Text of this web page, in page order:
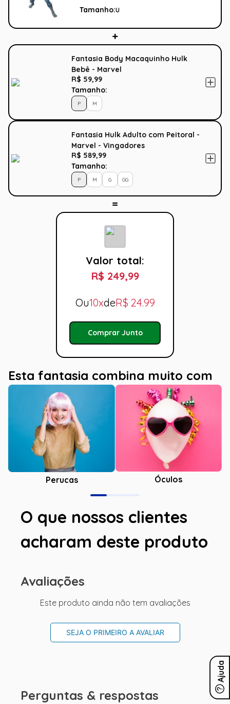
Tamanho:U
Fantasia Body Macaquinho Hulk
Bebê - Marvel
R$ 59,99
Tamanho:
P M
Fantasia Hulk Adulto com Peitoral -
Marvel - Vingadores
R$ 589,99
Tamanho:
P M G GG
Valor total:
R$ 249,99
Ou10xdeR$ 24.99
Comprar Junto
Esta fantasia combina muito com
Perucas Óculos
O que nossos clientes
acharam deste produto
Avaliações
Este produto ainda não tem avaliações
SEJA O PRIMEIRO A AVALIAR
Perguntas & respostas
Ajuda